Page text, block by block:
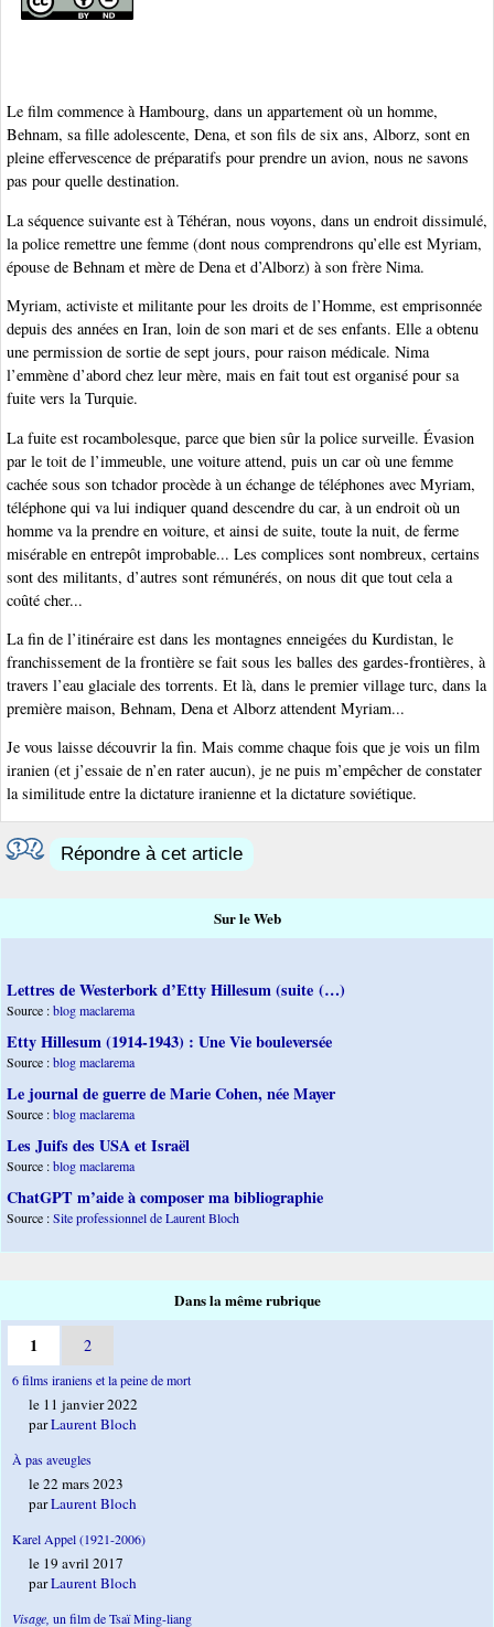
Le film commence à Hambourg, dans un appartement où un homme,
Behnam, sa fille adolescente, Dena, et son fils de six ans, Alborz, sont en
pleine effervescence de préparatifs pour prendre un avion, nous ne savons
pas pour quelle destination.
La séquence suivante est à Téhéran, nous voyons, dans un endroit dissimulé,
la police remettre une femme (dont nous comprendrons qu’elle est Myriam,
épouse de Behnam et mère de Dena et d’Alborz) à son frère Nima.
Myriam, activiste et militante pour les droits de l’Homme, est emprisonnée
depuis des années en Iran, loin de son mari et de ses enfants. Elle a obtenu
une permission de sortie de sept jours, pour raison médicale. Nima
l’emmène d’abord chez leur mère, mais en fait tout est organisé pour sa
fuite vers la Turquie.
La fuite est rocambolesque, parce que bien sûr la police surveille. Évasion
par le toit de l’immeuble, une voiture attend, puis un car où une femme
cachée sous son tchador procède à un échange de téléphones avec Myriam,
téléphone qui va lui indiquer quand descendre du car, à un endroit où un
homme va la prendre en voiture, et ainsi de suite, toute la nuit, de ferme
misérable en entrepôt improbable... Les complices sont nombreux, certains
sont des militants, d’autres sont rémunérés, on nous dit que tout cela a
coûté cher...
La fin de l’itinéraire est dans les montagnes enneigées du Kurdistan, le
franchissement de la frontière se fait sous les balles des gardes-frontières, à
travers l’eau glaciale des torrents. Et là, dans le premier village turc, dans la
première maison, Behnam, Dena et Alborz attendent Myriam...
Je vous laisse découvrir la fin. Mais comme chaque fois que je vois un film
iranien (et j’essaie de n’en rater aucun), je ne puis m’empêcher de constater
la similitude entre la dictature iranienne et la dictature soviétique.
Répondre à cet article
Sur le Web
Lettres de Westerbork d’Etty Hillesum (suite (…)
Source :blog maclarema
Etty Hillesum (1914-1943) : Une Vie bouleversée
Source :blog maclarema
Le journal de guerre de Marie Cohen, née Mayer
Source :blog maclarema
Les Juifs des USA et Israël
Source :blog maclarema
ChatGPT m’aide à composer ma bibliographie
Source :Site professionnel de Laurent Bloch
Dans la même rubrique
1 2
6 films iraniens et la peine de mort
le 11 janvier 2022
parLaurent Bloch
À pas aveugles
le 22 mars 2023
parLaurent Bloch
Karel Appel (1921-2006)
le 19 avril 2017
parLaurent Bloch
Visage, un film de Tsaï Ming-liang